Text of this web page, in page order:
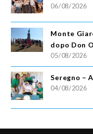
06/08/2026
Monte
dopo Don
05/08/2026
Seregno –
04/08/2026